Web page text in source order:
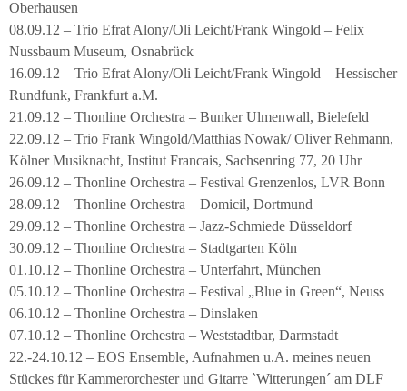
Oberhausen
08.09.12 – Trio Efrat Alony/Oli Leicht/Frank Wingold – Felix
Nussbaum Museum, Osnabrück
16.09.12 – Trio Efrat Alony/Oli Leicht/Frank Wingold – Hessischer
Rundfunk, Frankfurt a.M.
21.09.12 – Thonline Orchestra – Bunker Ulmenwall, Bielefeld
22.09.12 – Trio Frank Wingold/Matthias Nowak/ Oliver Rehmann,
Kölner Musiknacht, Institut Francais, Sachsenring 77, 20 Uhr
26.09.12 – Thonline Orchestra – Festival Grenzenlos, LVR Bonn
28.09.12 – Thonline Orchestra – Domicil, Dortmund
29.09.12 – Thonline Orchestra – Jazz-Schmiede Düsseldorf
30.09.12 – Thonline Orchestra – Stadtgarten Köln
01.10.12 – Thonline Orchestra – Unterfahrt, München
05.10.12 – Thonline Orchestra – Festival „Blue in Green“, Neuss
06.10.12 – Thonline Orchestra – Dinslaken
07.10.12 – Thonline Orchestra – Weststadtbar, Darmstadt
22.-24.10.12 – EOS Ensemble, Aufnahmen u.A. meines neuen
Stückes für Kammerorchester und Gitarre `Witterungen´ am DLF